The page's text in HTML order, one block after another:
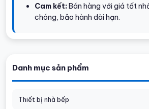
Danh mục sản phẩm
Thiết bị nhà bếp
Cam kết:Bán hàng với giá tốt
chóng, bảo hành dài hạn.